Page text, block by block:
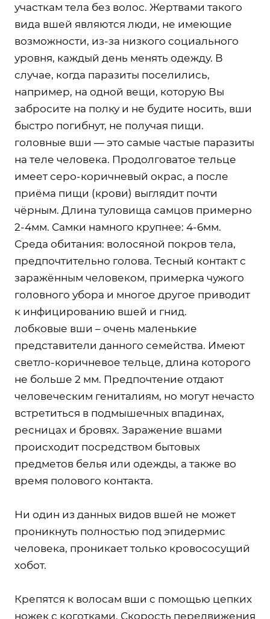
участкам тела без волос. Жертвами такого
вида вшей являются люди, не имеющие
возможности, из-за низкого социального
уровня, каждый день менять одежду. В
случае, когда паразиты поселились,
например, на одной вещи, которую Вы
забросите на полку и не будите носить, вши
быстро погибнут, не получая пищи.
головные вши — это самые частые паразиты
на теле человека. Продолговатое тельце
имеет серо-коричневый окрас, а после
приёма пищи (крови) выглядит почти
чёрным. Длина туловища самцов примерно
2-4мм. Самки намного крупнее: 4-6мм.
Среда обитания: волосяной покров тела,
предпочтительно голова. Тесный контакт с
заражённым человеком, примерка чужого
головного убора и многое другое приводит
к инфицированию вшей и гнид.
лобковые вши – очень маленькие
представители данного семейства. Имеют
светло-коричневое тельце, длина которого
не больше 2 мм. Предпочтение отдают
человеческим гениталиям, но могут нечасто
встретиться в подмышечных впадинах,
ресницах и бровях. Заражение вшами
происходит посредством бытовых
предметов белья или одежды, а также во
время полового контакта.
Ни один из данных видов вшей не может
проникнуть полностью под эпидермис
человека, проникает только кровососущий
хобот.
Крепятся к волосам вши с помощью цепких
ножек с коготками. Скорость передвижения